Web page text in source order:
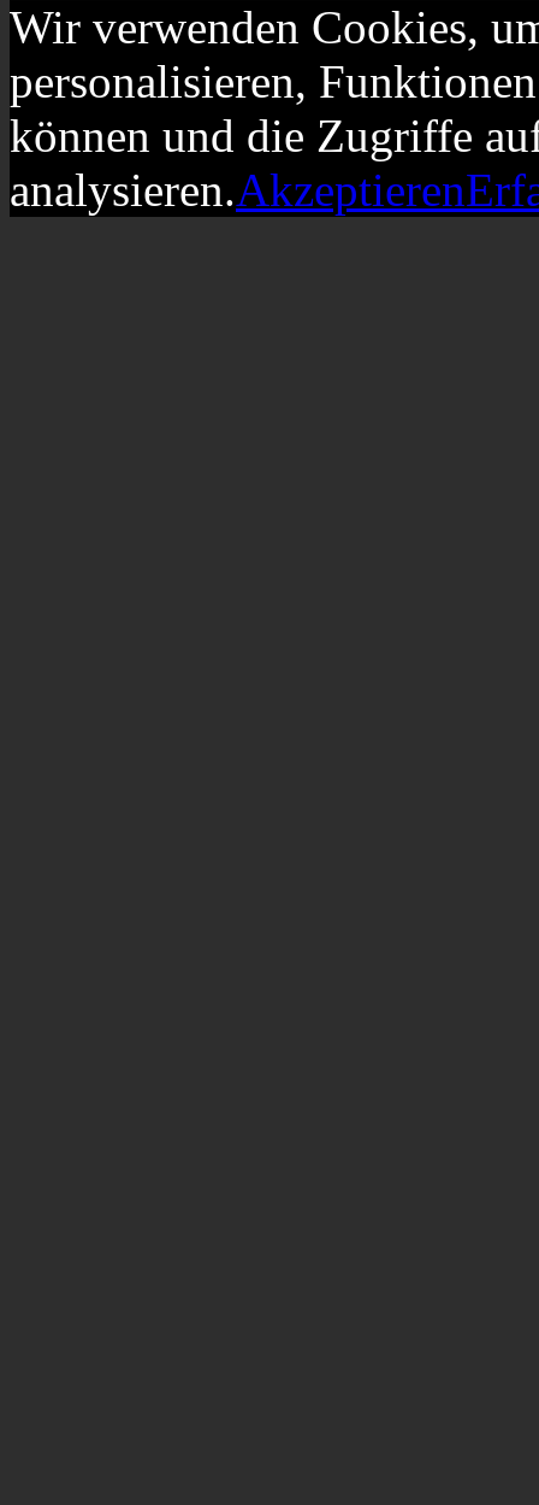
Wir verwenden Cookies,
personalisieren,
können und die Zugriffe
analysieren.Akzeptieren